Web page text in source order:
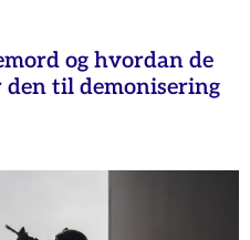
og hvordan de
den til demonisering